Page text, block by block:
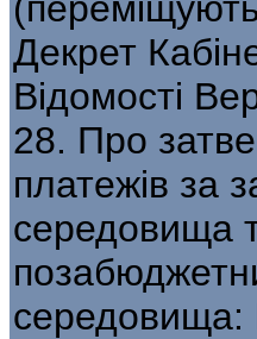
Декрет
Відомості
28. Про
платежів за
середовища
середовища: